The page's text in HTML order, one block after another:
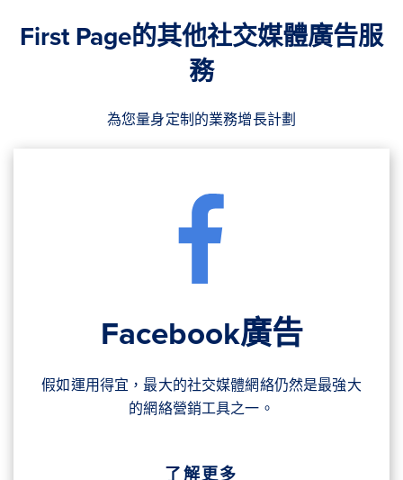
First Page的其他社交媒體廣告服
務
為您量身定制的業務增長計劃
Facebook廣告
假如運用得宜，最大的社交媒體網絡仍然是最強大
的網絡營銷工具之一。
了解更多